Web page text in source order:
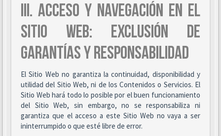
III. ACCESO Y NAVEGACIÓN EN EL
SITIO WEB: EXCLUSIÓN DE
GARANTÍAS Y RESPONSABILIDAD
El Sitio Web no garantiza la continuidad, disponibilidad y
utilidad del Sitio Web, ni de los Contenidos o Servicios. El
Sitio Web hará todo lo posible por el buen funcionamiento
del Sitio Web, sin embargo, no se responsabiliza ni
garantiza que el acceso a este Sitio Web no vaya a ser
ininterrumpido o que esté libre de error.